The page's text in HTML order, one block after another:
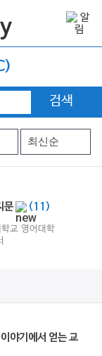
검색
문 (11)
교 영어대학
야기에서 얻는 교